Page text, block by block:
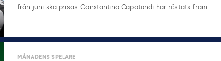
från juni ska prisas. Constantino Capotondi har röstats fram…
MÅNADENS SPELARE